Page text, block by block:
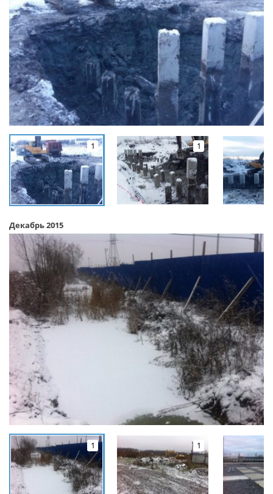
1 1
Декабрь 2015
1 1